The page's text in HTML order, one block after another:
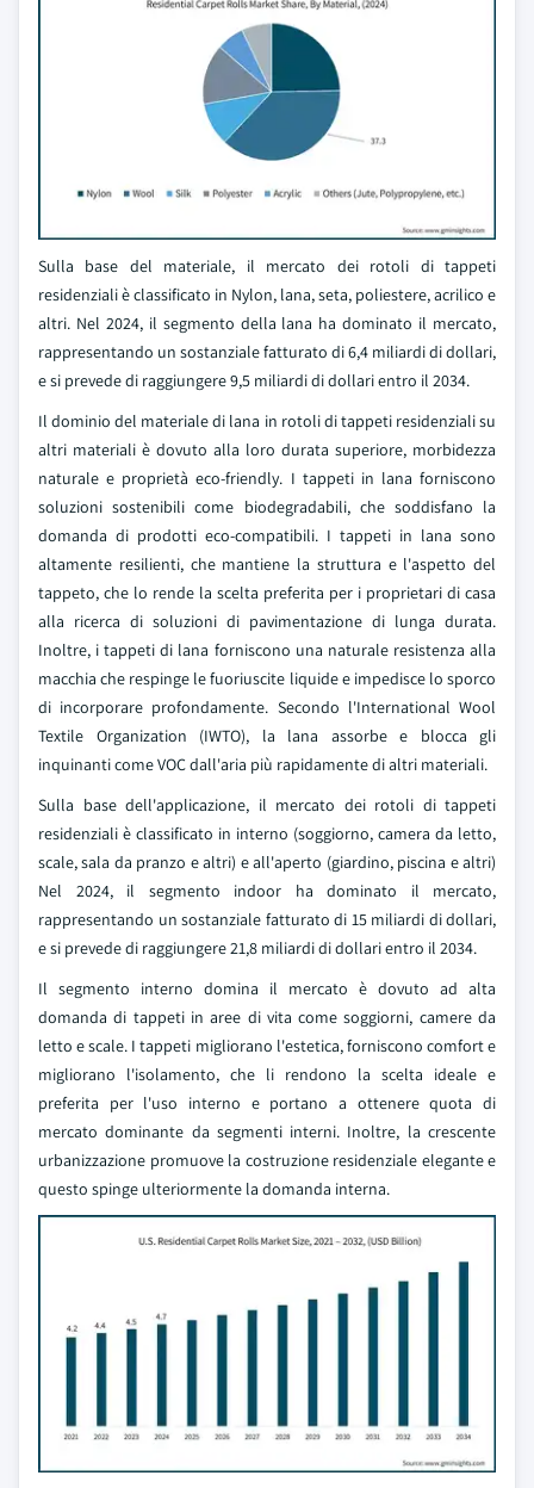
Sulla base del materiale, il mercato dei rotoli di tappeti
residenziali è classificato in Nylon, lana, seta, poliestere, acrilico e
altri. Nel 2024, il segmento della lana ha dominato il mercato,
rappresentando un sostanziale fatturato di 6,4 miliardi di dollari,
e si prevede di raggiungere 9,5 miliardi di dollari entro il 2034.
Il dominio del materiale di lana in rotoli di tappeti residenziali su
altri materiali è dovuto alla loro durata superiore, morbidezza
naturale e proprietà eco-friendly. I tappeti in lana forniscono
soluzioni sostenibili come biodegradabili, che soddisfano la
domanda di prodotti eco-compatibili. I tappeti in lana sono
altamente resilienti, che mantiene la struttura e l'aspetto del
tappeto, che lo rende la scelta preferita per i proprietari di casa
alla ricerca di soluzioni di pavimentazione di lunga durata.
Inoltre, i tappeti di lana forniscono una naturale resistenza alla
macchia che respinge le fuoriuscite liquide e impedisce lo sporco
di incorporare profondamente. Secondo l'International Wool
Textile Organization (IWTO), la lana assorbe e blocca gli
inquinanti come VOC dall'aria più rapidamente di altri materiali.
Sulla base dell'applicazione, il mercato dei rotoli di tappeti
residenziali è classificato in interno (soggiorno, camera da letto,
scale, sala da pranzo e altri) e all'aperto (giardino, piscina e altri)
Nel 2024, il segmento indoor ha dominato il mercato,
rappresentando un sostanziale fatturato di 15 miliardi di dollari,
e si prevede di raggiungere 21,8 miliardi di dollari entro il 2034.
Il segmento interno domina il mercato è dovuto ad alta
domanda di tappeti in aree di vita come soggiorni, camere da
letto e scale. I tappeti migliorano l'estetica, forniscono comfort e
migliorano l'isolamento, che li rendono la scelta ideale e
preferita per l'uso interno e portano a ottenere quota di
mercato dominante da segmenti interni. Inoltre, la crescente
urbanizzazione promuove la costruzione residenziale elegante e
questo spinge ulteriormente la domanda interna.